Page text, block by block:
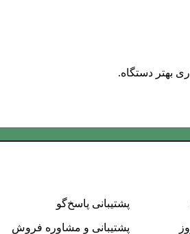
پشتیبانی پاسخ‌گو
پشتیبانی و مشاوره فروش